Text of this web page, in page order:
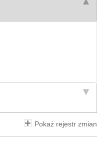
Pokaż rejestr zmian